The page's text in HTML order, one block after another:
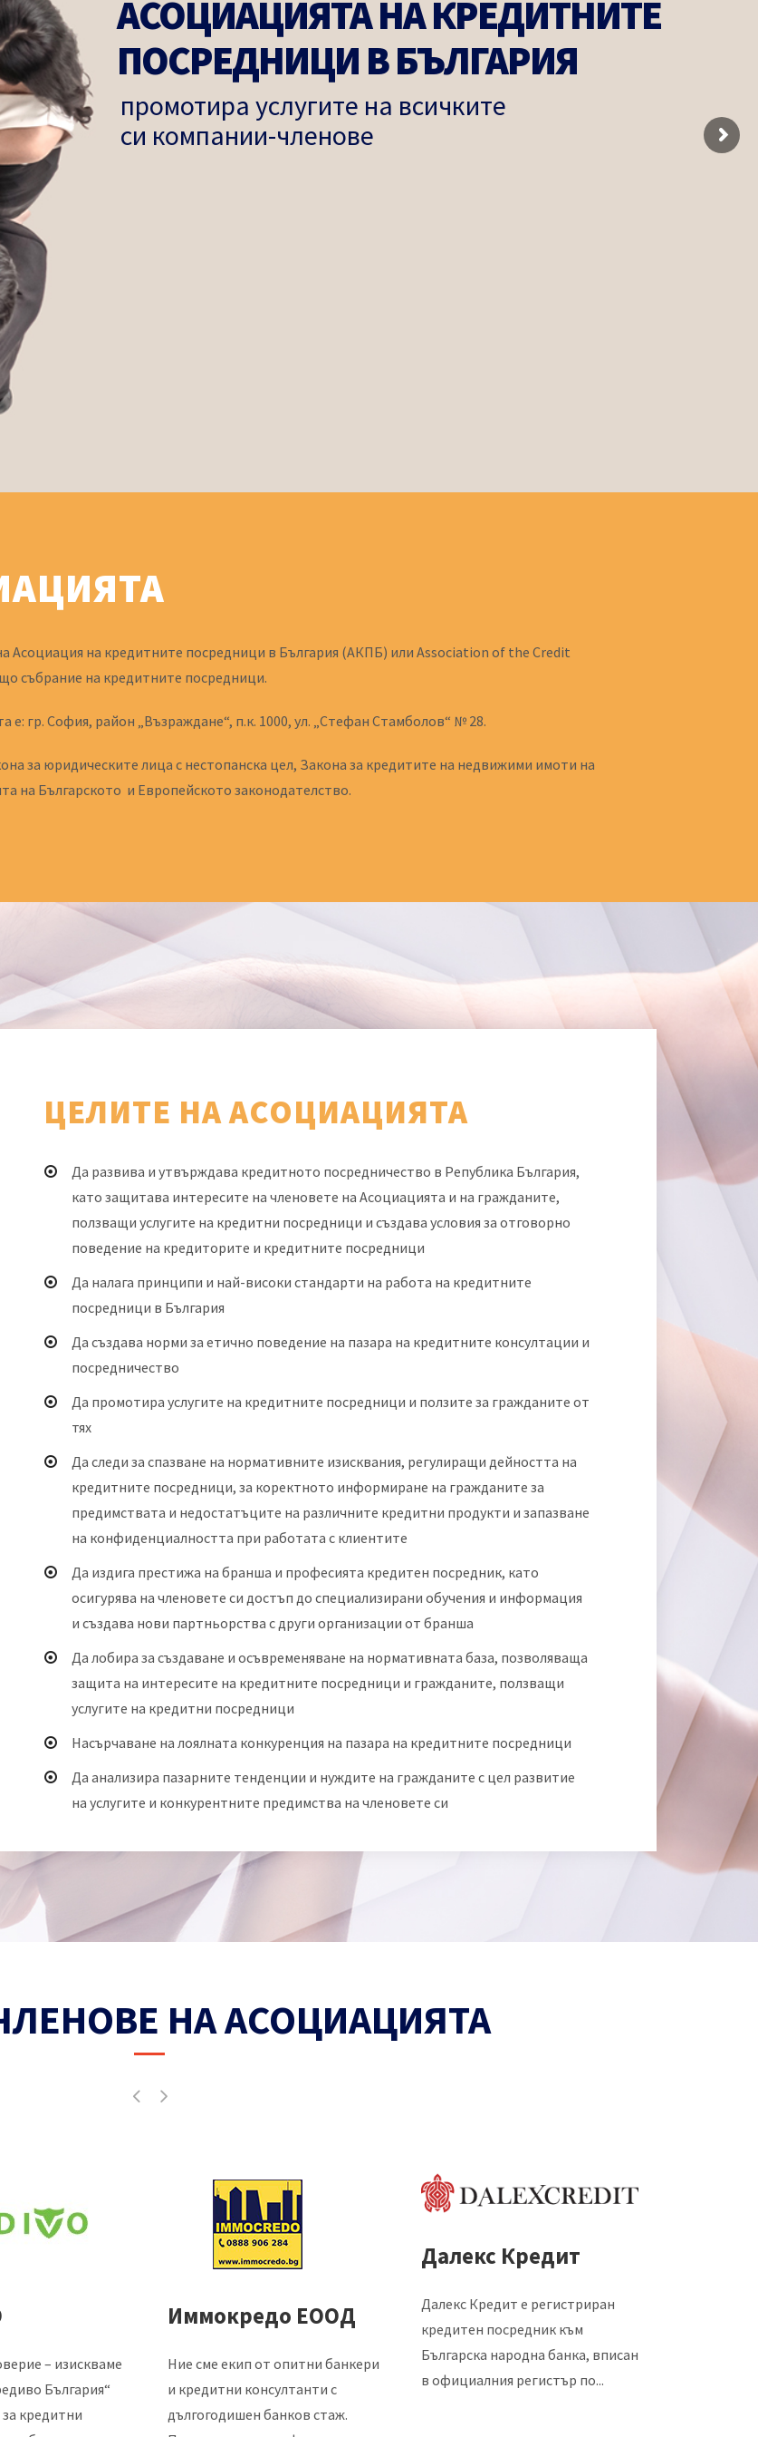
АСОЦИАЦИЯТА НА КРЕДИТНИТЕ
ПОСРЕДНИЦИ В БЪЛГАРИЯ
промотира услугите на всичките
си компании-членове
Асоциация на кредитните посредници в България (АКПБ) или Association of the Credit
събрание на кредитните посредници.
гр. София, район „Възраждане“, п.к. 1000, ул. „Стефан Стамболов“ № 28.
за юридическите лица с нестопанска цел, Закона за кредитите на недвижими имоти на
на Българското и Европейското законодателство.
ЦЕЛИТЕ НА АСОЦИАЦИЯТА
Да развива и утвърждава кредитното посредничество в Република България,
като защитава интересите на членовете на Асоциацията и на гражданите,
ползващи услугите на кредитни посредници и създава условия за отговорно
поведение на кредиторите и кредитните посредници
Да налага принципи и най-високи стандарти на работа на кредитните
посредници в България
Да създава норми за етично поведение на пазара на кредитните консултации и
посредничество
Да промотира услугите на кредитните посредници и ползите за гражданите от
тях
Да следи за спазване на нормативните изисквания, регулиращи дейността на
кредитните посредници, за коректното информиране на гражданите за
предимствата и недостатъците на различните кредитни продукти и запазване
на конфиденциалността при работата с клиентите
Да издига престижа на бранша и професията кредитен посредник, като
осигурява на членовете си достъп до специализирани обучения и информация
и създава нови партньорства с други организации от бранша
Да лобира за създаване и осъвременяване на нормативната база, позволяваща
защита на интересите на кредитните посредници и гражданите, ползващи
услугите на кредитни посредници
Насърчаване на лоялната конкуренция на пазара на кредитните посредници
Да анализира пазарните тенденции и нуждите на гражданите с цел развитие
на услугите и конкурентните предимства на членовете си
НА АСОЦИАЦИЯТА
– изискваме
България“
кредитни
Иммокредо ЕООД
Ние сме екип от опитни банкери
и кредитни консултанти с
дългогодишен банков стаж.
Далекс Кредит
Далекс Кредит е регистриран
кредитен посредник към
Българска народна банка, вписан
в официалния регистър по...